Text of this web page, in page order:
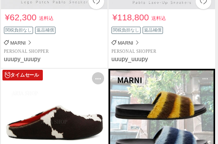
¥62,300送料込
関税負担なし 返品補償
MARNI
PERSONAL SHOPPER
uuupy_uuupy
¥118,800送料込
関税負担なし 返品補償
MARNI
PERSONAL SHOPPER
uuupy_uuupy
タイムセール